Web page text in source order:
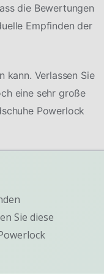
die Bewertungen
Empfinden der
Verlassen Sie
eine sehr große
Powerlock
Sie diese